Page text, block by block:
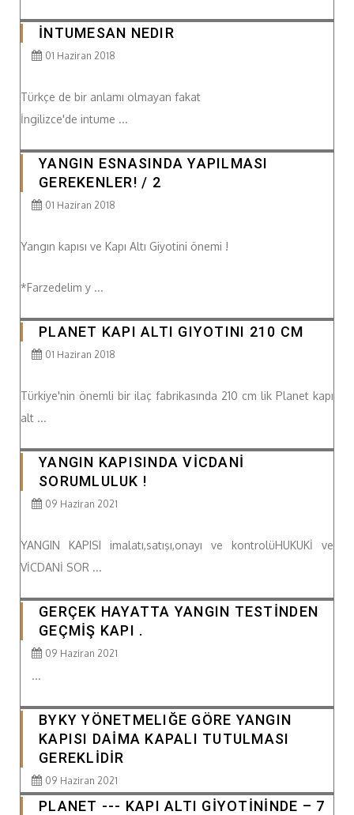
İNTUMESAN NEDIR
01 Haziran 2018
Türkçe de bir anlamı olmayan fakat
İngilizce'de intume ...
YANGIN ESNASINDA YAPILMASI
GEREKENLER! / 2
01 Haziran 2018
Yangın kapısı ve Kapı Altı Giyotini önemi !
*Farzedelim y ...
PLANET KAPI ALTI GIYOTINI 210 CM
01 Haziran 2018
Türkiye'nin önemli bir ilaç fabrikasında 210 cm lik Planet kapı
alt ...
YANGIN KAPISINDA VİCDANİ
SORUMLULUK !
09 Haziran 2021
YANGIN KAPISI imalatı,satışı,onayı ve kontrolüHUKUKİ ve
VİCDANİ SOR ...
GERÇEK HAYATTA YANGIN TESTİNDEN
GEÇMİŞ KAPI .
09 Haziran 2021
...
BYKY YÖNETMELIĞE GÖRE YANGIN
KAPISI DAİMA KAPALI TUTULMASI
GEREKLİDİR
09 Haziran 2021
PLANET --- KAPI ALTI GİYOTİNİNDE – 7